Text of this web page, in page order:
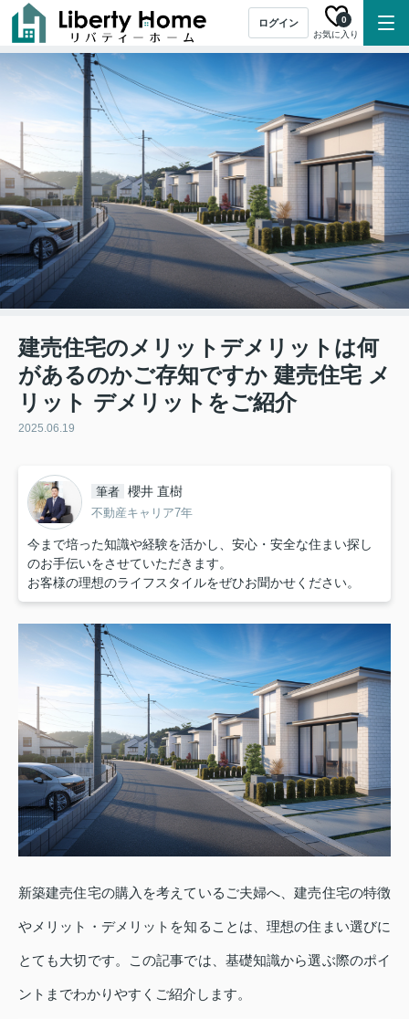
ログイン
お気に入り
0
建売住宅のメリットデメリットは何
があるのかご存知ですか 建売住宅 メ
リット デメリットをご紹介
2025.06.19
筆者 櫻井 直樹
不動産キャリア7年
今まで培った知識や経験を活かし、安心・安全な住まい探し
のお手伝いをさせていただきます。
お客様の理想のライフスタイルをぜひお聞かせください。
新築建売住宅の購入を考えているご夫婦へ、建売住宅の特徴
やメリット・デメリットを知ることは、理想の住まい選びに
とても大切です。この記事では、基礎知識から選ぶ際のポイ
ントまでわかりやすくご紹介します。